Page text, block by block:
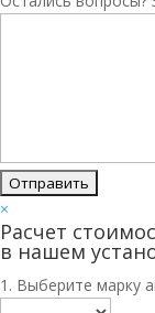
×
Расчет
в нашем
1. Выберите марку